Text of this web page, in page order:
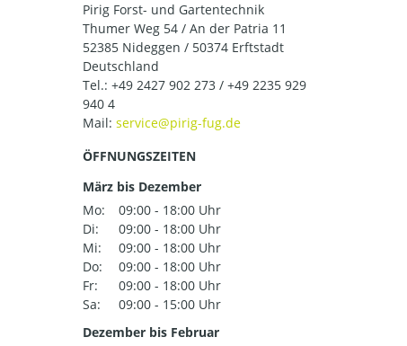
Pirig Forst- und Gartentechnik
Thumer Weg 54 / An der Patria 11
52385 Nideggen / 50374 Erftstadt
Deutschland
Tel.: +49 2427 902 273 / +49 2235 929
940 4
Mail:
ÖFFNUNGSZEITEN
März bis Dezember
Mo:
09:00 - 18:00 Uhr
Di:
09:00 - 18:00 Uhr
Mi:
09:00 - 18:00 Uhr
Do:
09:00 - 18:00 Uhr
Fr:
09:00 - 18:00 Uhr
Sa:
09:00 - 15:00 Uhr
Dezember bis Februar